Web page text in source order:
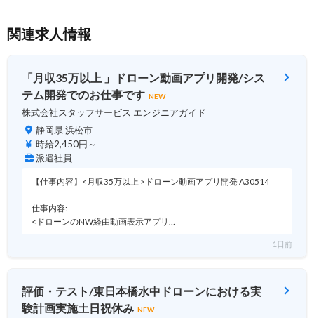
関連求人情報
「月収35万以上 」ドローン動画アプリ開発/シス
テム開発でのお仕事です NEW
株式会社スタッフサービス エンジニアガイド
静岡県 浜松市
時給2,450円～
派遣社員
【仕事内容】<月収35万以上 >ドローン動画アプリ開発 A30514
仕事内容:
<ドローンのNW経由動画表示アプリ…
1日前
評価・テスト/東日本橋水中ドローンにおける実
験計画実施土日祝休み NEW